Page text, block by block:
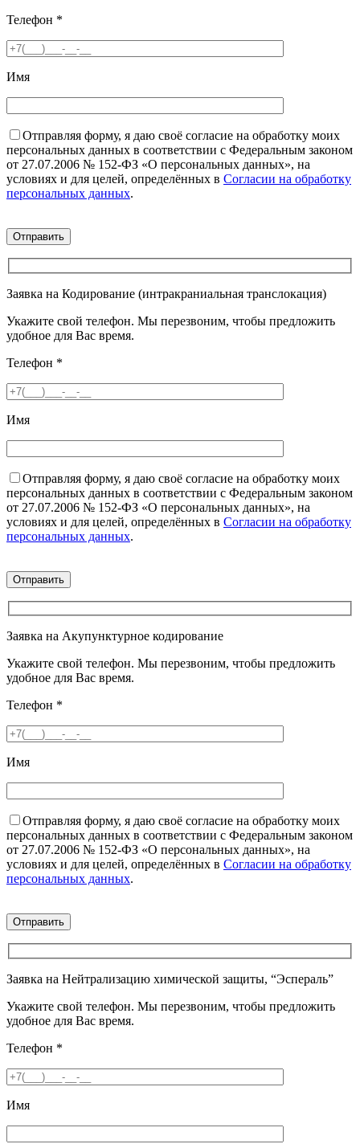
Телефон *
Имя
Отправляя форму, я даю своё согласие на обработку моих
персональных данных в соответствии с Федеральным законом
от 27.07.2006 № 152-ФЗ «О персональных данных», на
условиях и для целей, определённых в Согласии на обработку
персональных данных.
Заявка на Кодирование (интракраниальная транслокация)
Укажите свой телефон. Мы перезвоним, чтобы предложить
удобное для Вас время.
Телефон *
Имя
Отправляя форму, я даю своё согласие на обработку моих
персональных данных в соответствии с Федеральным законом
от 27.07.2006 № 152-ФЗ «О персональных данных», на
условиях и для целей, определённых в Согласии на обработку
персональных данных.
Заявка на Акупунктурное кодирование
Укажите свой телефон. Мы перезвоним, чтобы предложить
удобное для Вас время.
Телефон *
Имя
Отправляя форму, я даю своё согласие на обработку моих
персональных данных в соответствии с Федеральным законом
от 27.07.2006 № 152-ФЗ «О персональных данных», на
условиях и для целей, определённых в Согласии на обработку
персональных данных.
Заявка на Нейтрализацию химической защиты, “Эспераль”
Укажите свой телефон. Мы перезвоним, чтобы предложить
удобное для Вас время.
Телефон *
Имя